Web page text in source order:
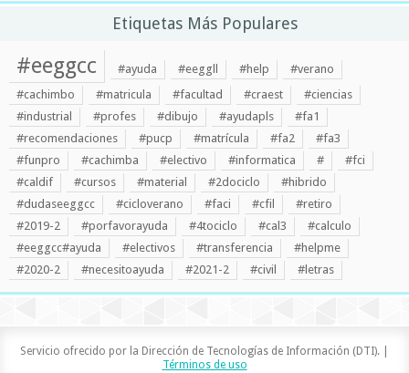
Etiquetas Más Populares
#eeggcc #ayuda #eeggll #help
#verano
#cachimbo
#matricula #facultad #craest
#ciencias
#industrial
#profes #dibujo #ayudapls
#fa1
#recomendaciones
#pucp #matrícula #fa2
#fa3
#funpro
#cachimba #electivo #informatica #
#fci
#caldif
#cursos #material #2dociclo
#hibrido
#dudaseeggcc
#cicloverano #faci #cfil
#retiro
#2019-2
#porfavorayuda #4tociclo #cal3
#calculo
#eeggcc#ayuda
#electivos #transferencia
#helpme
#2020-2
#necesitoayuda #2021-2 #civil #letras
Servicio ofrecido por la Dirección de Tecnologías de Información (DTI). |
Términos de uso